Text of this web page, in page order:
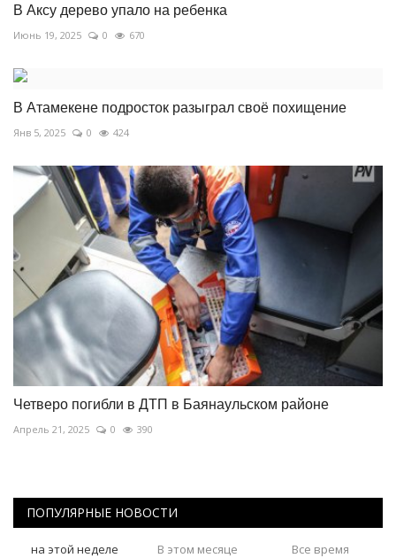
В Аксу дерево упало на ребенка
Июнь 19, 2025 0 670
В Атамекене подросток разыграл своё похищение
Янв 5, 2025 0 424
Четверо погибли в ДТП в Баянаульском районе
Апрель 21, 2025 0 390
ПОПУЛЯРНЫЕ НОВОСТИ
на этой неделе В этом месяце Все время